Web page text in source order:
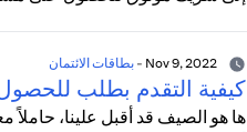
Nov 9, 2022
-بطاقات الائتمان
كيفية التقدم بطلب
ها هو الصيف قد أقبل علينا، حاملاً